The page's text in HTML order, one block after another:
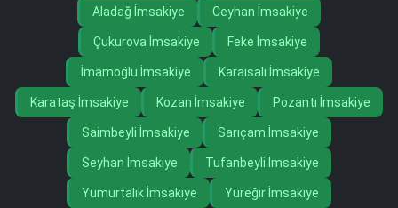
Aladağ İmsakiye Ceyhan İmsakiye
Çukurova İmsakiye Feke İmsakiye
İmamoğlu İmsakiye Karaısalı İmsakiye
Karataş İmsakiye Kozan İmsakiye Pozantı İmsakiye
Saimbeyli İmsakiye Sarıçam İmsakiye
Seyhan İmsakiye Tufanbeyli İmsakiye
Yumurtalık İmsakiye Yüreğir İmsakiye